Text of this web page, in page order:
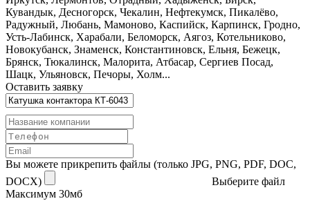
Кувандык, Десногорск, Чекалин, Нефтекумск, Пикалёво,
Радужный, Любань, Мамоново, Каспийск, Карпинск, Гродно,
Усть-Лабинск, Харабали, Беломорск, Аягоз, Котельниково,
Новокубанск, Знаменск, Константиновск, Ельня, Бежецк,
Брянск, Тюкалинск, Малорита, Атбасар, Сергиев Посад,
Шацк, Ульяновск, Печоры, Холм...
Оставить заявку
Вы можете прикрепить файлы (только JPG, PNG, PDF, DOC,
DOCX)
Выберите файл
Максимум 30мб